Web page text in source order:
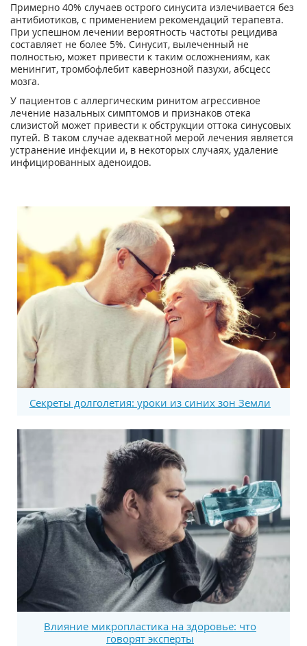
Примерно 40% случаев острого синусита излечивается без
антибиотиков, с применением рекомендаций терапевта.
При успешном лечении вероятность частоты рецидива
составляет не более 5%. Синусит, вылеченный не
полностью, может привести к таким осложнениям, как
менингит, тромбофлебит кавернозной пазухи, абсцесс
мозга.
У пациентов с аллергическим ринитом агрессивное
лечение назальных симптомов и признаков отека
слизистой может привести к обструкции оттока синусовых
путей. В таком случае адекватной мерой лечения является
устранение инфекции и, в некоторых случаях, удаление
инфицированных аденоидов.
Секреты долголетия: уроки из синих зон Земли
Влияние микропластика на здоровье: что
говорят эксперты